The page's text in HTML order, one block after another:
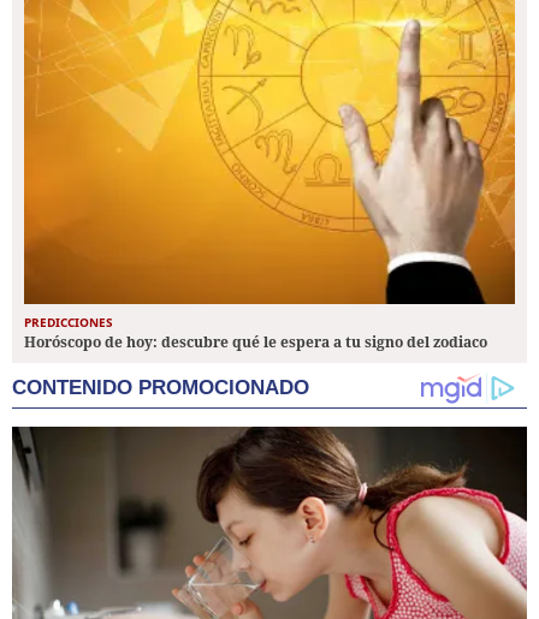
PREDICCIONES
Horóscopo de hoy: descubre qué le espera a tu signo del zodiaco
CONTENIDO PROMOCIONADO